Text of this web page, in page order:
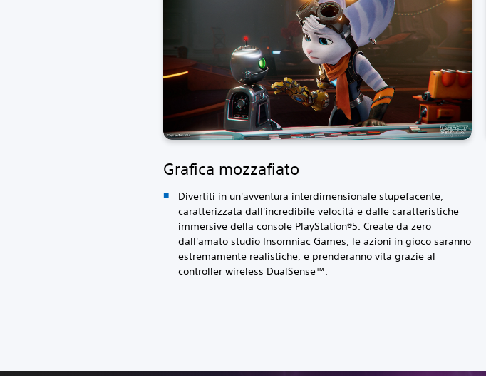
Grafica mozzafiato
Divertiti in un'avventura interdimensionale stupefacente,
caratterizzata dall'incredibile velocità e dalle caratteristiche
immersive della console PlayStation®5. Create da zero
dall'amato studio Insomniac Games, le azioni in gioco saranno
estremamente realistiche, e prenderanno vita grazie al
controller wireless DualSense™.